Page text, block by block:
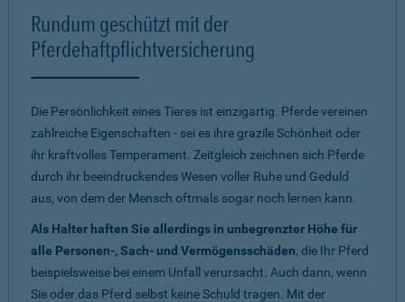
Rundum geschützt mit der
Pferdehaftpflichtversicherung
Die Persönlichkeit eines Tieres ist einzigartig. Pferde vereinen
zahlreiche Eigenschaften - sei es ihre grazile Schönheit oder
ihr kraftvolles Temperament. Zeitgleich zeichnen sich Pferde
durch ihr beeindruckendes Wesen voller Ruhe und Geduld
aus, von dem der Mensch oftmals sogar noch lernen kann.
Als Halter haften Sie allerdings in unbegrenzter Höhe für
alle Personen-, Sach- und Vermögensschäden, die Ihr Pferd
beispielsweise bei einem Unfall verursacht. Auch dann, wenn
Sie oder das Pferd selbst keine Schuld tragen. Mit der